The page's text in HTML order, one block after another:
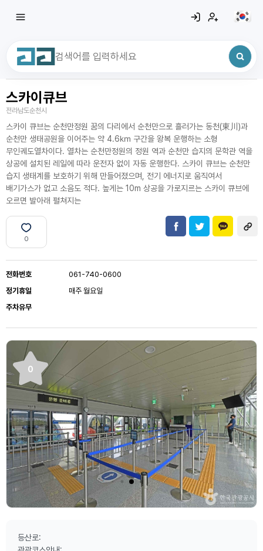
최근 검색어
스카이큐브
전라남도순천시
스카이 큐브는 순천만정원 꿈의 다리에서 순천만으로 흘러가는 동천(東川)과
순천만 생태공원을 이어주는 약 4.6㎞ 구간을 왕복 운행하는 소형
무인궤도열차이다. 열차는 순천만정원의 정원 역과 순천만 습지의 문학관 역을
상공에 설치된 레일에 따라 운전자 없이 자동 운행한다. 스카이 큐브는 순천만
습지 생태계를 보호하기 위해 만들어졌으며, 전기 에너지로 움직여서
배기가스가 없고 소음도 적다. 높게는 10m 상공을 가로지르는 스카이 큐브에
오르면 발아래 펼쳐지는
0
전화번호
061-740-0600
정기휴일
매주 월요일
주차유무
0
등산로: